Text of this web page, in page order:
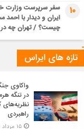
10
سفر سرپرست وزارت
ایران و دیدار با احمد
چیست؟ / تهران چه
تازه های ایراس
واکاوی
نظریه‌های
راهبردی